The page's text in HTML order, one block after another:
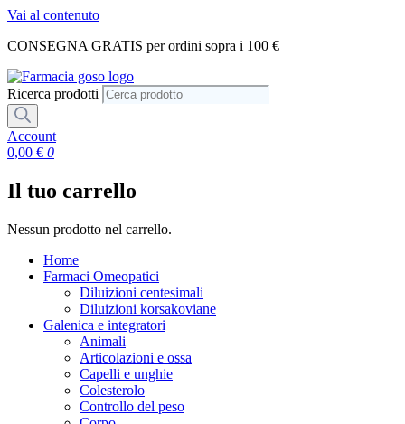
Vai al contenuto
CONSEGNA GRATIS per ordini sopra i 100 €
Ricerca prodotti
Account
0,00 € 0
Il tuo carrello
Nessun prodotto nel carrello.
Home
Farmaci Omeopatici
Diluizioni centesimali
Diluizioni korsakoviane
Galenica e integratori
Animali
Articolazioni e ossa
Capelli e unghie
Colesterolo
Controllo del peso